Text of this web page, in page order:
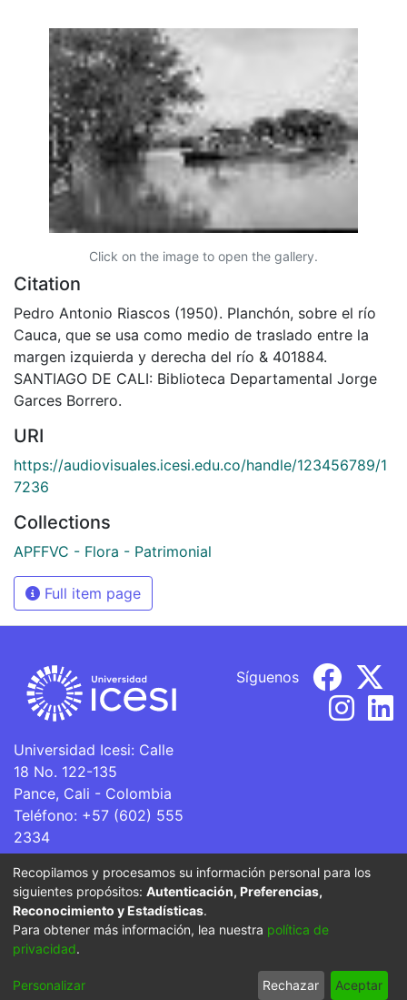
Click on the image to open the gallery.
Citation
Pedro Antonio Riascos (1950). Planchón, sobre el río
Cauca, que se usa como medio de traslado entre la
margen izquierda y derecha del río & 401884.
SANTIAGO DE CALI: Biblioteca Departamental Jorge
Garces Borrero.
URI
https://audiovisuales.icesi.edu.co/handle/123456789/1
7236
Collections
APFFVC - Flora - Patrimonial
Full item page
Universidad Icesi: Calle
18 No. 122-135
Pance, Cali - Colombia
Teléfono: +57 (602) 555
2334
ventanillaunica@icesi.edu.co
Síguenos
La Universidad Icesi es una Institución de Educación
Superior que se encuentra sujeta a inspección y vigilancia
por parte del Ministerio de Educación Nacional.
Cookie
End User
Send
Recopilamos y procesamos su información personal para los
siguientes propósitos: Autenticación, Preferencias,
Reconocimiento y Estadísticas.
Para obtener más información, lea nuestra política de
privacidad.
Personalizar Rechazar Aceptar